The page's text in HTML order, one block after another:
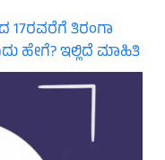
17ರವರೆಗೆ ತಿರಂಗಾ
ಹೇಗೆ? ಇಲ್ಲಿದೆ ಮಾಹಿತಿ